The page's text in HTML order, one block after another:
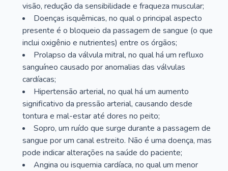
visão, redução da sensibilidade e fraqueza muscular;
Doenças isquêmicas, no qual o principal aspecto
presente é o bloqueio da passagem de sangue (o que
inclui oxigênio e nutrientes) entre os órgãos;
Prolapso da válvula mitral, no qual há um refluxo
sanguíneo causado por anomalias das válvulas
cardíacas;
Hipertensão arterial, no qual há um aumento
significativo da pressão arterial, causando desde
tontura e mal-estar até dores no peito;
Sopro, um ruído que surge durante a passagem de
sangue por um canal estreito. Não é uma doença, mas
pode indicar alterações na saúde do paciente;
Angina ou isquemia cardíaca, no qual um menor